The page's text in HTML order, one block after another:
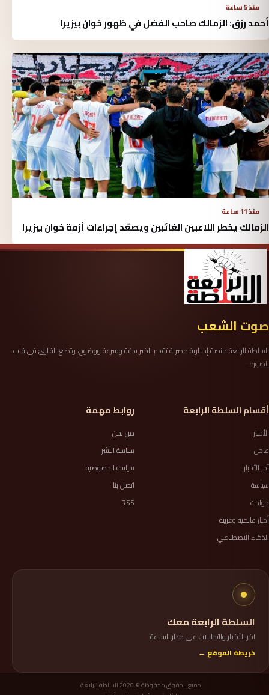
منذ 5 ساعة
أحمد رزق: الزمالك صاحب الفضل في ظهور خوان بيزيرا
منذ 11 ساعة
الزمالك يخطر اللاعبين الغائبين ويصعّد إجراءات أزمة خوان بيزيرا
صوت الشعب
السلطة الرابعة منصة إخبارية مصرية تقدم الخبر بدقة وسرعة ووضوح، وتضع القارئ في قلب
الصورة.
أقسام السلطة الرابعة
الأخبار
عاجل
آخر الأخبار
سياسة
حوادث
أخبار عالمية وعربية
الذكاء الاصطناعي
روابط مهمة
من نحن
سياسة النشر
سياسة الخصوصية
اتصل بنا
RSS
السلطة الرابعة معك
آخر الأخبار والتحليلات على مدار الساعة.
خريطة الموقع ←
جميع الحقوق محفوظة © 2026 السلطة الرابعة